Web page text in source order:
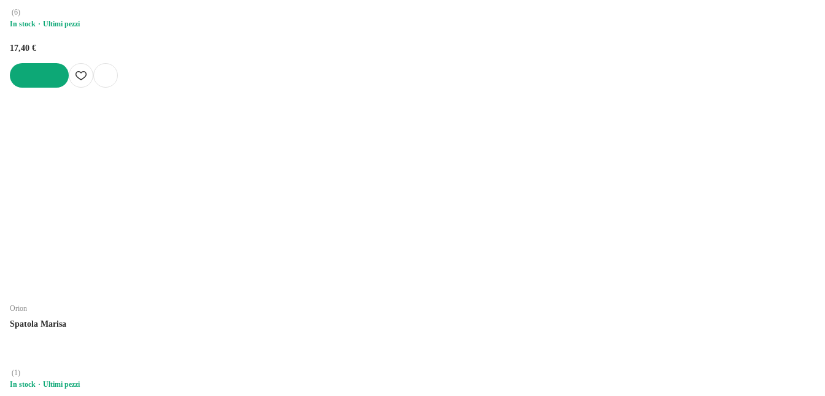
(6)
In stock
Ultimi pezzi
17,40 €
Orion
Spatola Marisa
(1)
In stock
Ultimi pezzi